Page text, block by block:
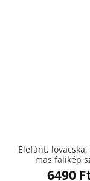
Elefánt, lovacska,
mas falikép
6490